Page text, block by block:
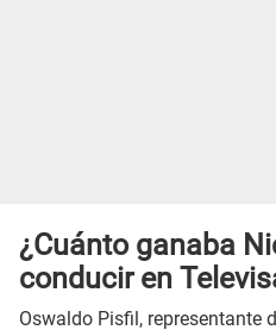
¿Cuánto ganaba
conducir en
Oswaldo Pisfil, representante